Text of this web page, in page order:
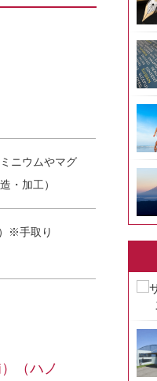
ニウムやマグ
・加工）
※手取り
（ハノ